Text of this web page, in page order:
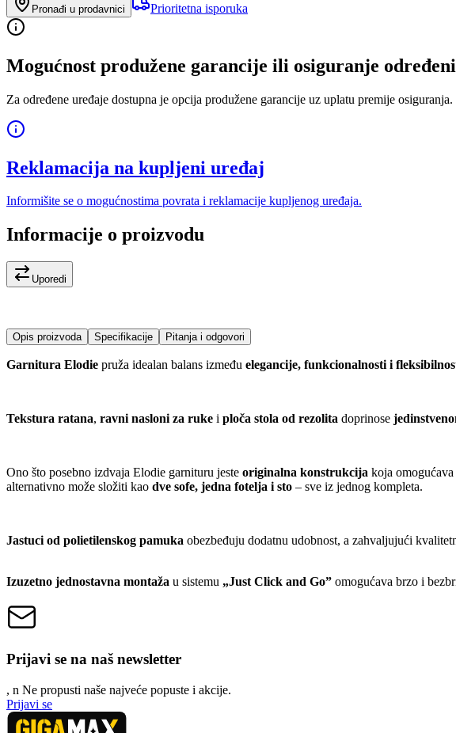
Pronađi u prodavnici Prioritetna isporuka
Mogućnost produžene garancije ili osiguranje
Za određene uređaje dostupna je opcija produžene garancije uz uplatu premije
Reklamacija na kupljeni uređaj
Informišite se o mogućnostima povrata i reklamacije kupljenog uređaja.
Informacije o proizvodu
Uporedi
Opis proizvoda Specifikacije Pitanja i odgovori
Garnitura Elodie pruža idealan balans između elegancije, funkcionalnosti i
Tekstura ratana, ravni nasloni za ruke i ploča stola od rezolita doprinose
Ono što posebno izdvaja Elodie garnituru jeste originalna konstrukcija koja
alternativno može složiti kao dve sofe, jedna fotelja i sto – sve iz jednog kompleta.
Jastuci od polietilenskog pamuka obezbeđuju dodatnu udobnost, a zahvaljujući
Izuzetno jednostavna montaža u sistemu „Just Click and Go” omogućava brzo i
Prijavi se na naš newsletter
, n Ne propusti naše najveće popuste i akcije.
Prijavi se